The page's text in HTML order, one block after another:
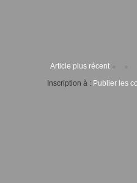
Article plus récent
Inscription à : Publier les